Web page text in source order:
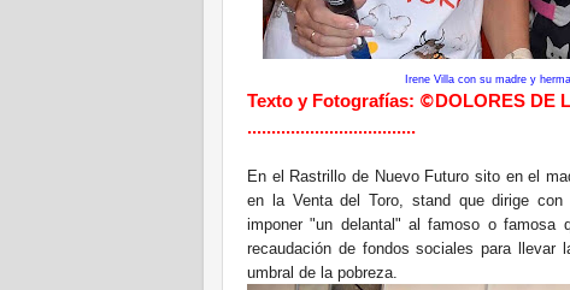
Irene Villa con su madre y
Texto y Fotografías: © DOLORES DE
...................................
En el Rastrillo de Nuevo Futuro sito en el
en la Venta del Toro, stand que dirige
imponer "un delantal" al famoso o
recaudación de fondos sociales para
umbral de la pobreza.